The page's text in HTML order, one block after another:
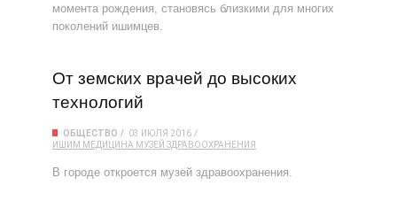
момента рождения, становясь близкими для многих
поколений ишимцев.
От земских врачей до высоких
технологий
ОБЩЕСТВО
03 ИЮЛЯ 2016
ИШИМ МЕДИЦИНА МУЗЕЙ ЗДРАВООХРАНЕНИЯ
В городе откроется музей здравоохранения.